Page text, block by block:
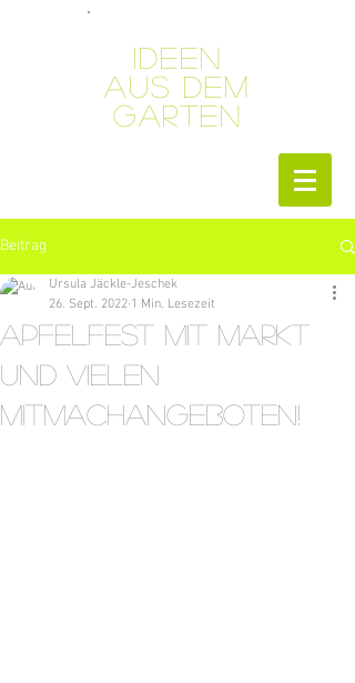
Ideen
aus dem
Garten
Beitrag
Apfelfest mit Markt
und vielen
Mitmachangeboten!
Ursula Jäckle-Jeschek
26. Sept. 2022 1 Min. Lesezeit